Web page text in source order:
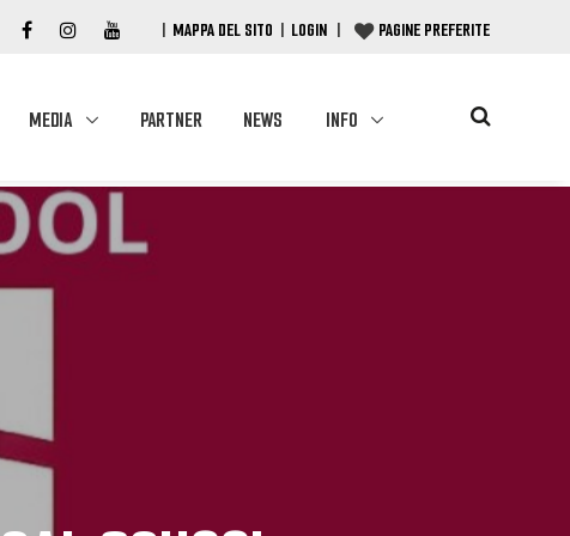
| MAPPA DEL SITO | LOGIN | PAGINE PREFERITE
MEDIA PARTNER NEWS INFO